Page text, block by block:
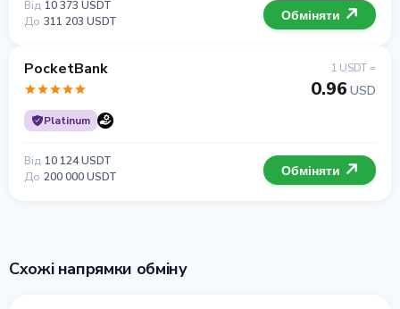
Від 10 373 USDT
До 311 203 USDT Обміняти
PocketBank
Platinum
1 USDT =
0.96 USD
Від 10 124 USDT
До 200 000 USDT Обміняти
Схожі напрямки обміну